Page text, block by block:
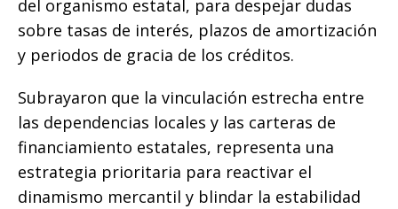
del organismo estatal, para despejar dudas
sobre tasas de interés, plazos de amortización
y periodos de gracia de los créditos.
Subrayaron que la vinculación estrecha entre
las dependencias locales y las carteras de
financiamiento estatales, representa una
estrategia prioritaria para reactivar el
dinamismo mercantil y blindar la estabilidad